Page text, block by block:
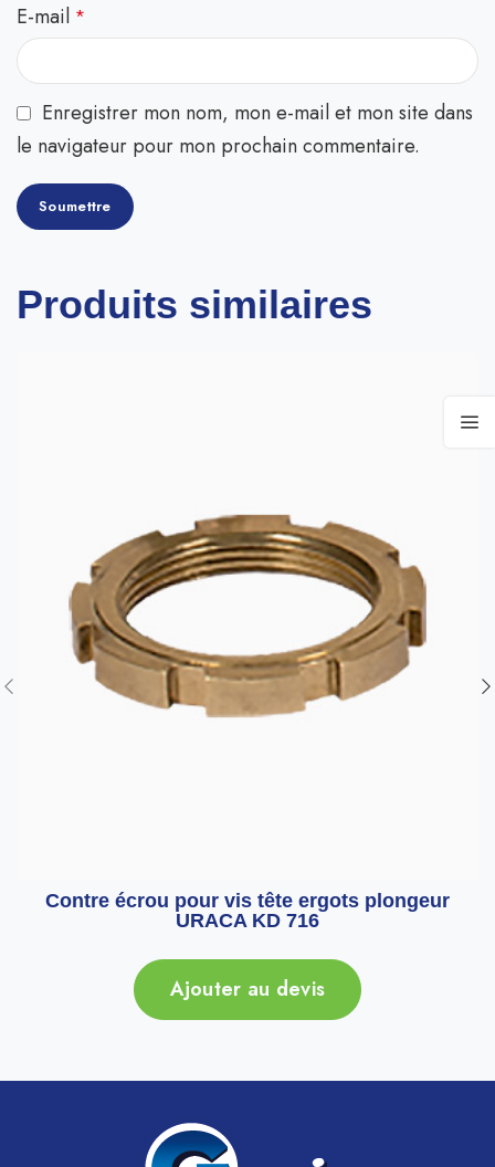
E-mail *
Enregistrer mon nom, mon e-mail et mon site dans
le navigateur pour mon prochain commentaire.
Produits similaires
Contre écrou pour vis tête ergots plongeur
URACA KD 716
Ajouter au devis